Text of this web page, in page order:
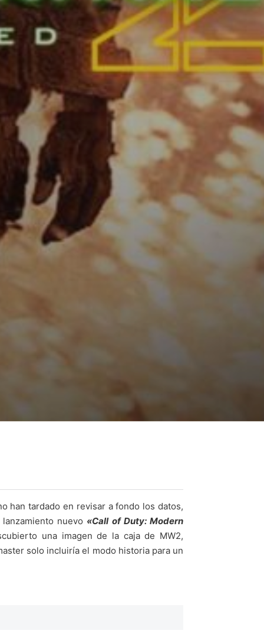
han tardado en revisar a fondo los datos,
nuevo «Call of Duty: Modern
una imagen de la caja de MW2,
solo incluiría el modo historia para un